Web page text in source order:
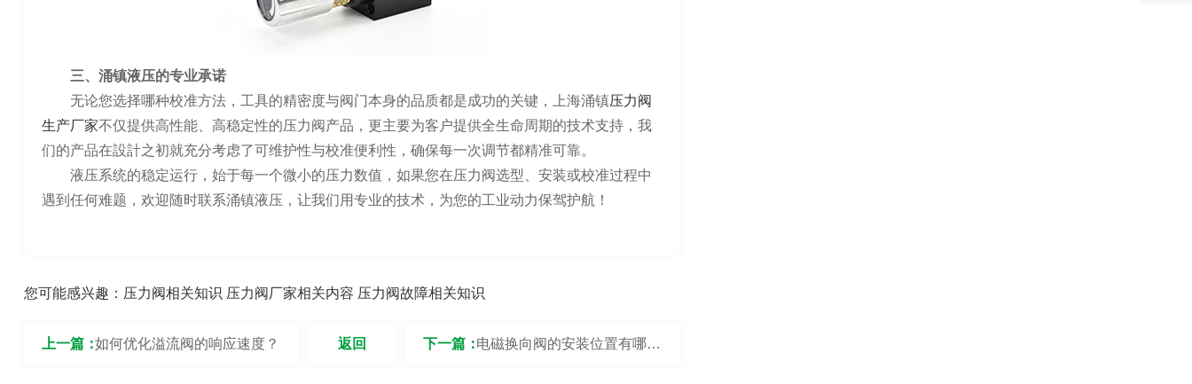
三、涌镇液压的专业承诺
无论您选择哪种校准方法，工具的精密度与阀门本身的品质都是成功的关键，上海涌镇压力阀
生产厂家不仅提供高性能、高稳定性的压力阀产品，更主要为客户提供全生命周期的技术支持，我
们的产品在設計之初就充分考虑了可维护性与校准便利性，确保每一次调节都精准可靠。
液压系统的稳定运行，始于每一个微小的压力数值，如果您在压力阀选型、安装或校准过程中
遇到任何难题，欢迎随时联系涌镇液压，让我们用专业的技术，为您的工业动力保驾护航！
您可能感兴趣： 压力阀相关知识 压力阀厂家相关内容 压力阀故障相关知识
上一篇：如何优化溢流阀的响应速度？ 下一篇：电磁换向阀的安装位置有哪些
返回